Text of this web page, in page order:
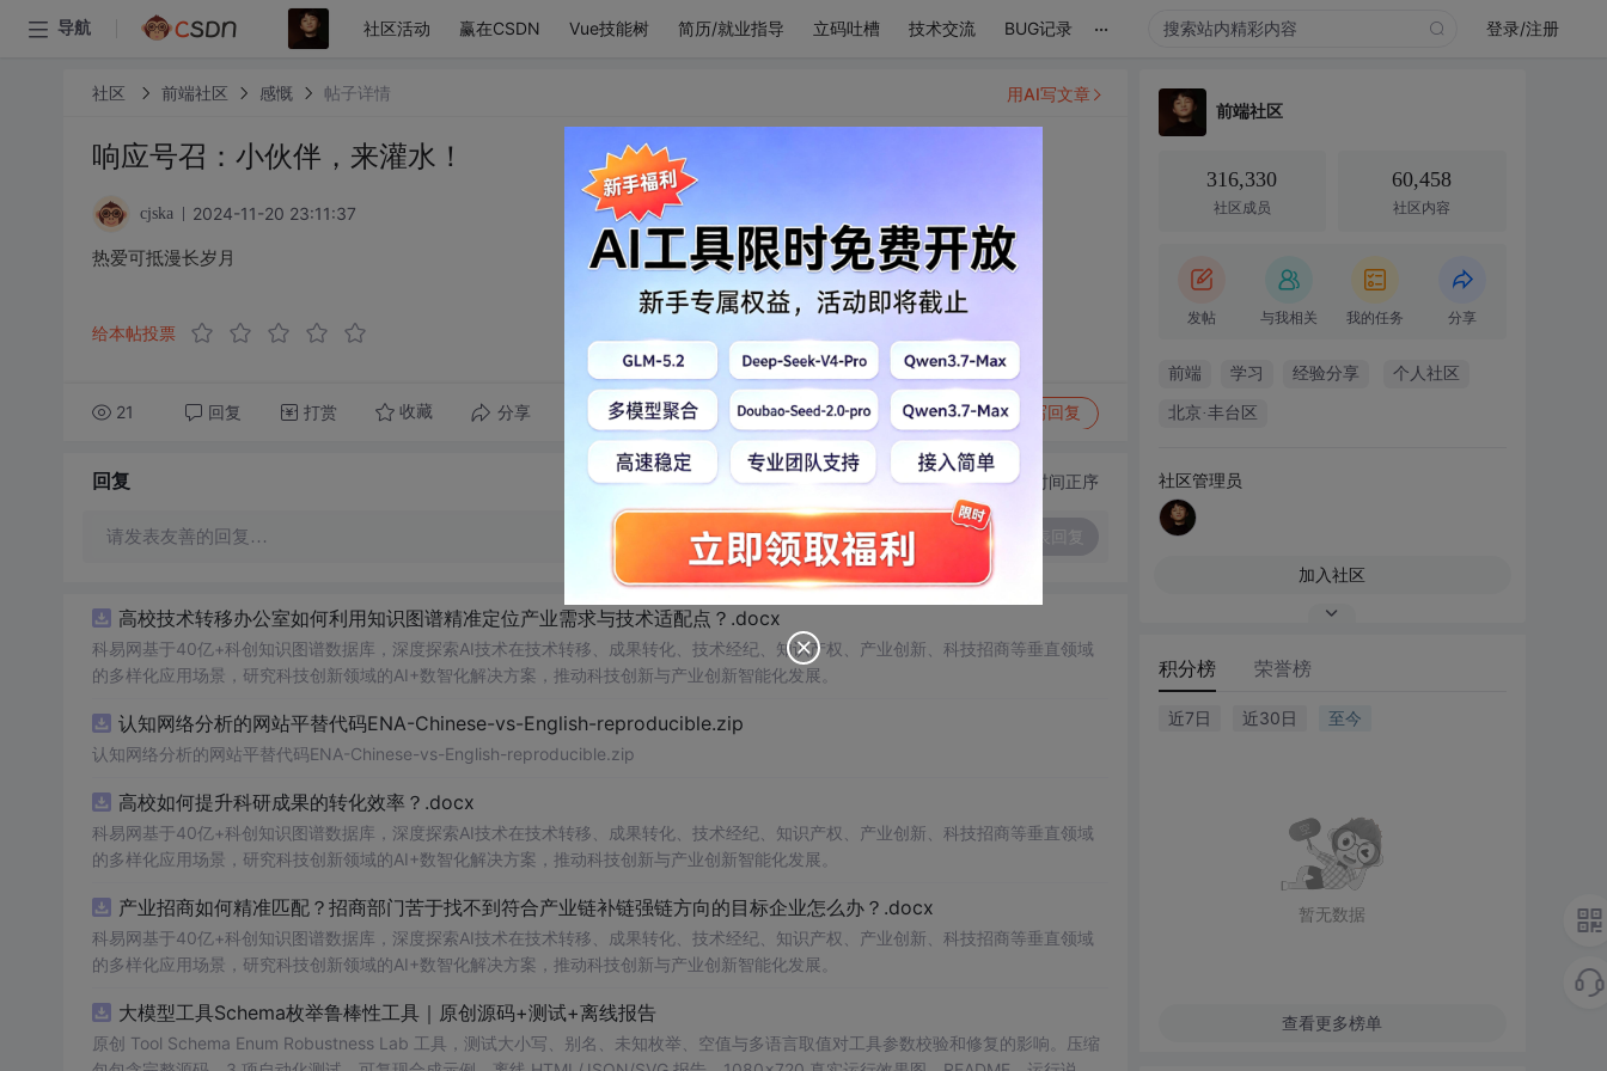
导航 社区活动 赢在CSDN Vue技能树 简历/就业指导 立码吐槽 技术交流 BUG记录 ... 登录/注册
社区 前端社区 感慨 帖子详情
响应号召：小伙伴，来灌水！
cjska 2024-11-20 23:11:37
热爱可抵漫长岁月
给本帖投票
21 回复 打赏 收藏 分享 转发到动态 举报 写回复
用AI写文章
回复 切换为时间正序
请发表友善的回复…
高校技术转移办公室如何利用知识图谱精准定位产业需求与技术适配点？.docx
科易网基于40亿+科创知识图谱数据库，深度探索AI技术在技术转移、成果转化、技术经纪、知识产权、产业创新、科技招商等垂直领域
的多样化应用场景，研究科技创新领域的AI+数智化解决方案，推动科技创新与产业创新智能化发展。
认知网络分析的网站平替代码ENA-Chinese-vs-English-reproducible.zip
认知网络分析的网站平替代码ENA-Chinese-vs-English-reproducible.zip
高校如何提升科研成果的转化效率？.docx
科易网基于40亿+科创知识图谱数据库，深度探索AI技术在技术转移、成果转化、技术经纪、知识产权、产业创新、科技招商等垂直领域
的多样化应用场景，研究科技创新领域的AI+数智化解决方案，推动科技创新与产业创新智能化发展。
产业招商如何精准匹配？招商部门苦于找不到符合产业链补链强链方向的目标企业怎么办？.docx
科易网基于40亿+科创知识图谱数据库，深度探索AI技术在技术转移、成果转化、技术经纪、知识产权、产业创新、科技招商等垂直领域
的多样化应用场景，研究科技创新领域的AI+数智化解决方案，推动科技创新与产业创新智能化发展。
大模型工具Schema枚举鲁棒性工具｜原创源码+测试+离线报告
原创 Tool Schema Enum Robustness Lab 工具，测试大小写、别名、未知枚举、空值与多语言取值对工具参数校验和修复的影响。压缩
前端社区
316,330
社区成员
60,458
社区内容
发帖 与我相关 我的任务 分享
前端 学习 经验分享 个人社区
北京·丰台区
社区管理员
加入社区
积分榜 荣誉榜
近7日 近30日 至今
暂无数据
查看更多榜单